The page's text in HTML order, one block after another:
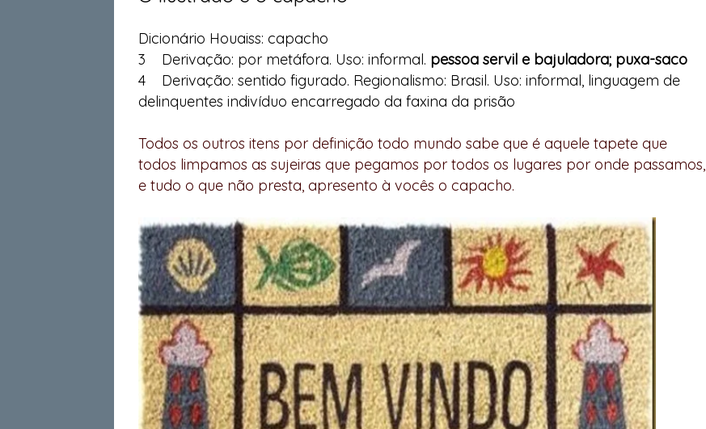
Dicionário Houaiss: capacho
3 Derivação: por metáfora. Uso: informal. pessoa servil e bajuladora; puxa-saco
4 Derivação: sentido figurado. Regionalismo: Brasil. Uso: informal, linguagem de
delinquentes indivíduo encarregado da faxina da prisão
Todos os outros itens por definição todo mundo sabe que é aquele tapete que
todos limpamos as sujeiras que pegamos por todos os lugares por onde passamos,
e tudo o que não presta, apresento à vocês o capacho.